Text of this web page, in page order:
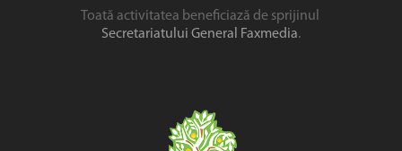
Toată activitatea beneficiază de sprijinul
Secretariatului General Faxmedia.